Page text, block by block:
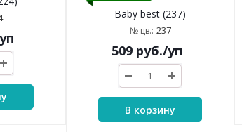
Baby best (237)
№ цв.: 237
509руб./уп
В корзину